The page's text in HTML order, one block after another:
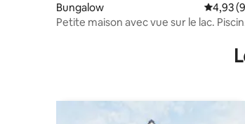
Bungalow
4,93
Petite maison avec vue sur le lac.